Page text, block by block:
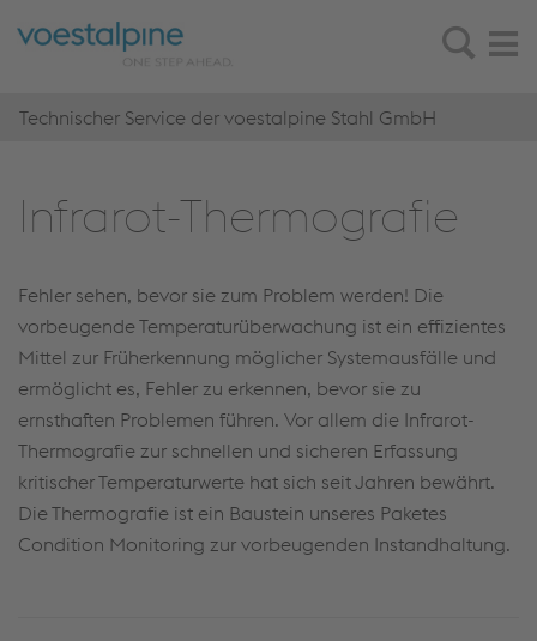
Technischer Service der voestalpine Stahl GmbH
In­fra­rot-Ther­mo­gra­fie
Fehler sehen, bevor sie zum Problem werden! Die
vorbeugende Temperaturüberwachung ist ein effizientes
Mittel zur Früherkennung möglicher Systemausfälle und
ermöglicht es, Fehler zu erkennen, bevor sie zu
ernsthaften Problemen führen. Vor allem die Infrarot-
Thermografie zur schnellen und sicheren Erfassung
kritischer Temperaturwerte hat sich seit Jahren bewährt.
Die Thermografie ist ein Baustein unseres Paketes
Condition Monitoring zur vorbeugenden Instandhaltung.